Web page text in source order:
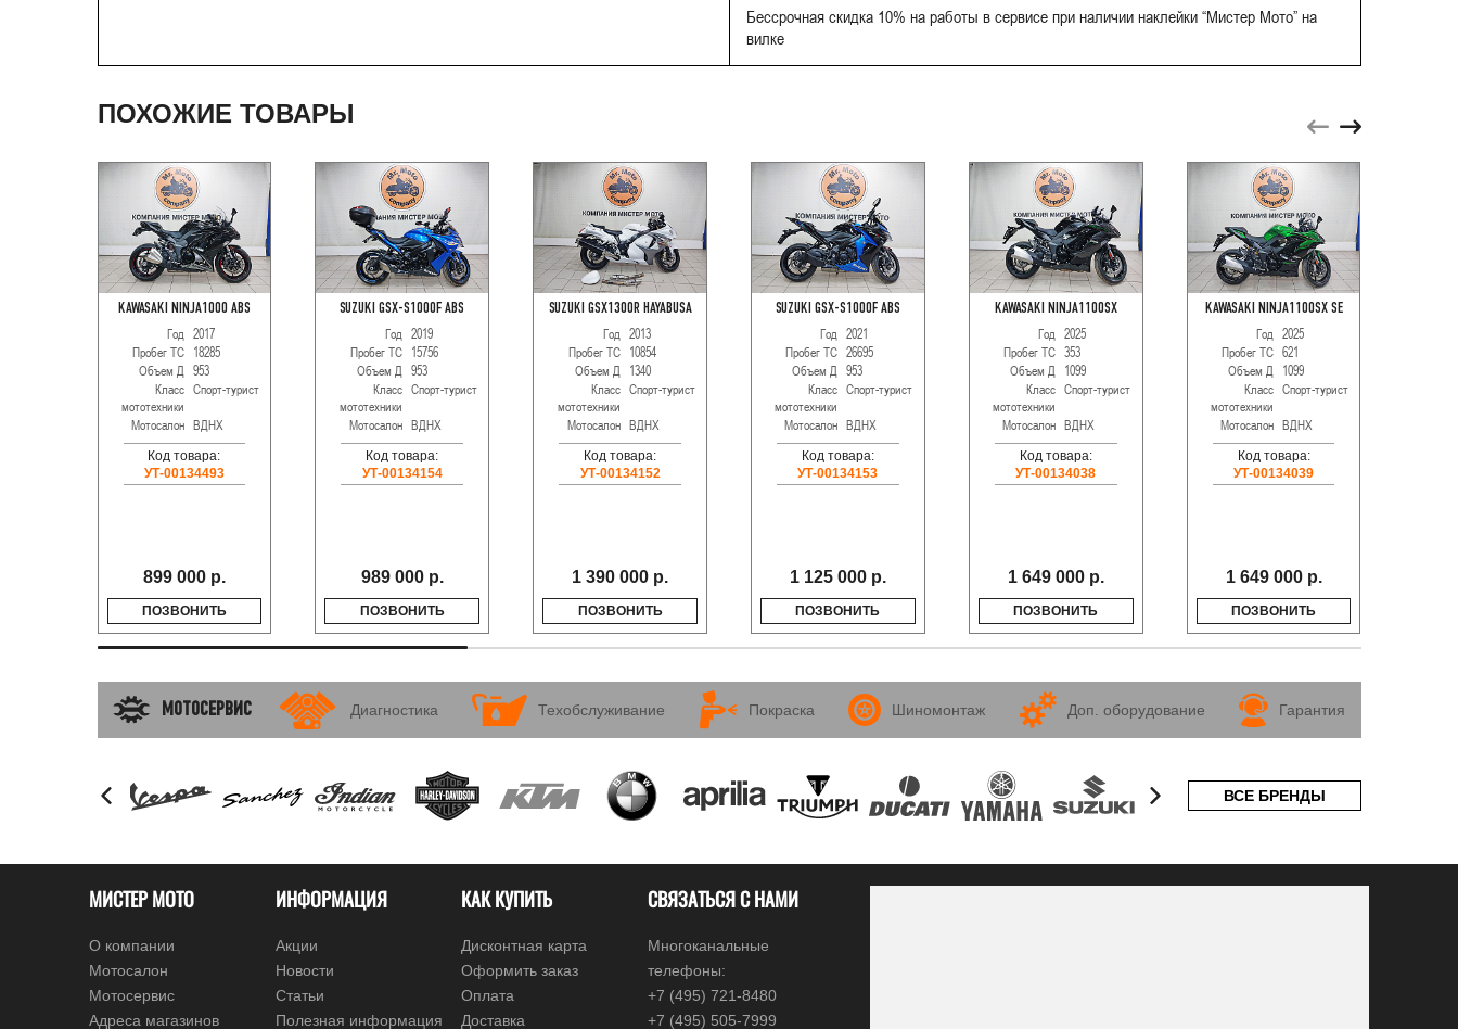
Бессрочная скидка 10% на работы в сервисе при наличии наклейки “Мистер Мото” на
вилке
ПОХОЖИЕ ТОВАРЫ
KAWASAKI NINJA1000 ABS
Год 2017
Пробег ТС 18285
Объем Д 953
Класс
мототехники
Спорт-турист
Мотосалон ВДНХ
Код товара:
УТ-00134493
899 000 р.
ПОЗВОНИТЬ
SUZUKI GSX-S1000F ABS
Год 2019
Пробег ТС 15756
Объем Д 953
Класс
мототехники
Спорт-турист
Мотосалон ВДНХ
Код товара:
УТ-00134154
989 000 р.
ПОЗВОНИТЬ
SUZUKI GSX1300R HAYABUSA
Год 2013
Пробег ТС 10854
Объем Д
1340
Класс
мототехники
Спорт-турист
Мотосалон ВДНХ
Код товара:
УТ-00134152
1 390 000 р.
ПОЗВОНИТЬ
SUZUKI GSX-S1000F ABS
Год 2021
Пробег ТС 26695
Объем Д 953
Класс
мототехники
Спорт-турист
Мотосалон ВДНХ
Код товара:
УТ-00134153
1 125 000 р.
ПОЗВОНИТЬ
KAWASAKI NINJA1100SX
Год 2025
Пробег ТС 353
Объем Д
1099
Класс
мототехники
Спорт-турист
Мотосалон ВДНХ
Код товара:
УТ-00134038
1 649 000 р.
ПОЗВОНИТЬ
KAWASAKI NINJA1100SX SE
Год 2025
Пробег ТС 621
Объем Д
1099
Класс
мототехники
Спорт-турист
Мотосалон ВДНХ
Код товара:
УТ-00134039
1 649 000 р.
ПОЗВОНИТЬ
МОТОСЕРВИС Диагностика Техобслуживание Покраска Шиномонтаж Доп. оборудование Гарантия
ВСЕ БРЕНДЫ
МИСТЕР МОТО
О компании
Мотосалон
Мотосервис
Адреса магазинов
ИНФОРМАЦИЯ
Акции
Новости
Статьи
Полезная информация
КАК КУПИТЬ
Дисконтная карта
Оформить заказ
Оплата
Доставка
СВЯЗАТЬСЯ С НАМИ
Многоканальные
телефоны:
+7 (495) 721-8480
+7 (495) 505-7999